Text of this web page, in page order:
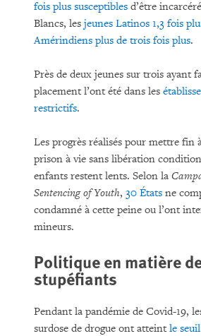
fois plus susceptibles d’être
Blancs, les jeunes Latinos 1,3 fois
Amérindiens plus de trois fois plus.
Près de deux jeunes sur trois ayant
placement l’ont été dans les
restrictifs.
Les progrès réalisés pour mettre fin
prison à vie sans libération
enfants restent lents. Selon la
Sentencing of Youth, 30 États ne
condamné à cette peine ou l’ont
mineurs.
Politique en matière
stupéfiants
Pendant la pandémie de Covid-19,
surdose de drogue ont atteint le